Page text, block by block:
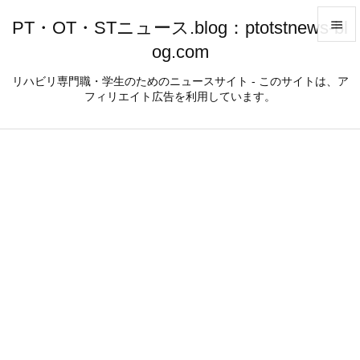
PT・OT・STニュース.blog：ptotstnews-bl
og.com
リハビリ専門職・学生のためのニュースサイト - このサイトは、ア
フィリエイト広告を利用しています。
